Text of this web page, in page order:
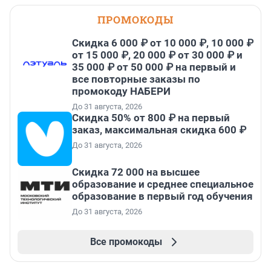
ПРОМОКОДЫ
Скидка 6 000 ₽ от 10 000 ₽, 10 000 ₽
от 15 000 ₽, 20 000 ₽ от 30 000 ₽ и
35 000 ₽ от 50 000 ₽ на первый и
все повторные заказы по
промокоду НАБЕРИ
До 31 августа, 2026
Скидка 50% от 800 ₽ на первый
заказ, максимальная скидка 600 ₽
До 31 августа, 2026
Скидка 72 000 на высшее
образование и среднее специальное
образование в первый год обучения
До 31 августа, 2026
Все промокоды